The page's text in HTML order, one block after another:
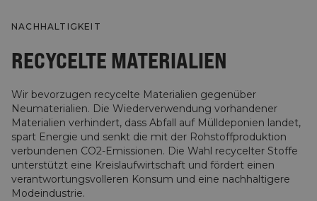
NACHHALTIGKEIT
RECYCELTE MATERIALIEN
Wir bevorzugen recycelte Materialien gegenüber
Neumaterialien. Die Wiederverwendung vorhandener
Materialien verhindert, dass Abfall auf Mülldeponien landet,
spart Energie und senkt die mit der Rohstoffproduktion
verbundenen CO2-Emissionen. Die Wahl recycelter Stoffe
unterstützt eine Kreislaufwirtschaft und fördert einen
verantwortungsvolleren Konsum und eine nachhaltigere
Modeindustrie.